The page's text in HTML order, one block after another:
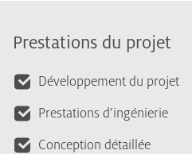
Prestations du projet
Développement du projet
Prestations d’ingénierie
Conception détaillée